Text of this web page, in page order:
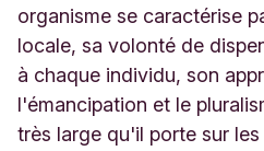
organisme se caractérise
locale, sa volonté de
à chaque individu, son
l'émancipation et le
très large qu'il porte sur